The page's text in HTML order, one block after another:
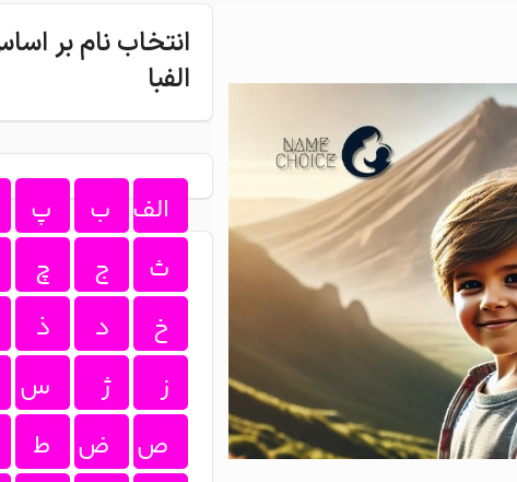
انتخاب نام بر
الفبا
الف ب
پ
ث
ج
چ
خ
د
ذ
ز
ژ
س
ص
ض
ط